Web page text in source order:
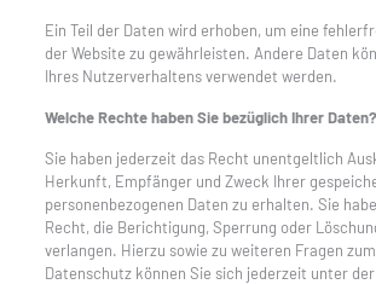
Ein Teil der Daten wird erhoben, um eine
der Website zu gewährleisten. Andere Daten
Ihres Nutzerverhaltens verwendet werden.
Welche Rechte haben Sie bezüglich Ihrer Daten?
Sie haben jederzeit das Recht unentgeltlich
Herkunft, Empfänger und Zweck Ihrer
personenbezogenen Daten zu erhalten. Sie
Recht, die Berichtigung, Sperrung oder
verlangen. Hierzu sowie zu weiteren Fragen
Datenschutz können Sie sich jederzeit unter